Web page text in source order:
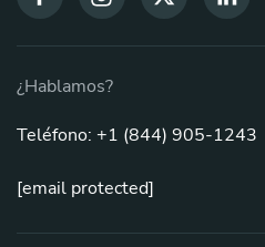
¿Hablamos?
Teléfono: +1 (844) 905-1243
[email protected]